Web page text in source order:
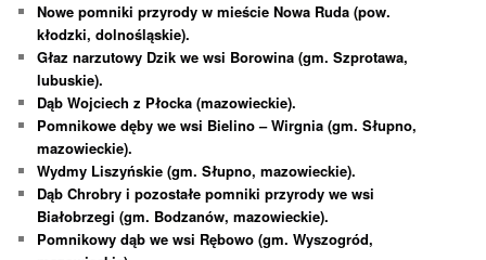
Nowe pomniki przyrody w mieście Nowa Ruda (pow.
kłodzki, dolnośląskie).
Głaz narzutowy Dzik we wsi Borowina (gm. Szprotawa,
lubuskie).
Dąb Wojciech z Płocka (mazowieckie).
Pomnikowe dęby we wsi Bielino – Wirgnia (gm. Słupno,
mazowieckie).
Wydmy Liszyńskie (gm. Słupno, mazowieckie).
Dąb Chrobry i pozostałe pomniki przyrody we wsi
Białobrzegi (gm. Bodzanów, mazowieckie).
Pomnikowy dąb we wsi Rębowo (gm. Wyszogród,